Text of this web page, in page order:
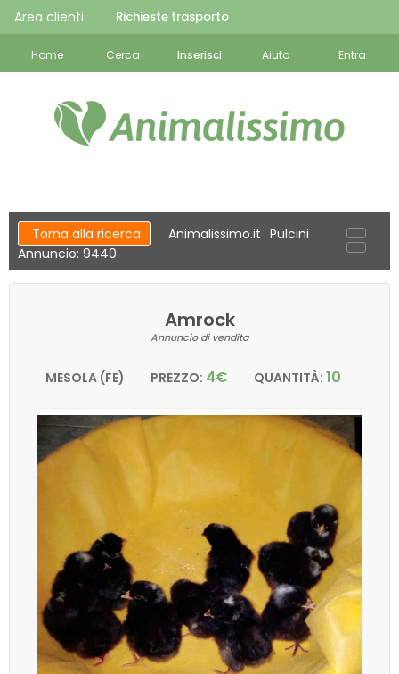
Area clienti Richieste trasporto
Home Cerca Inserisci Aiuto Entra
Torna alla ricerca Animalissimo.it Pulcini
Annuncio: 9440
Amrock
Annuncio di vendita
MESOLA (FE) PREZZO: 4€ QUANTITÀ: 10